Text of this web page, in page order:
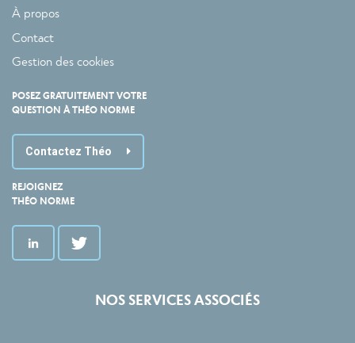
À propos
Contact
Gestion des cookies
POSEZ GRATUITEMENT VOTRE
QUESTION À THÉO NORME
Contactez Théo
REJOIGNEZ
THÉO NORME
NOS SERVICES ASSOCIÉS